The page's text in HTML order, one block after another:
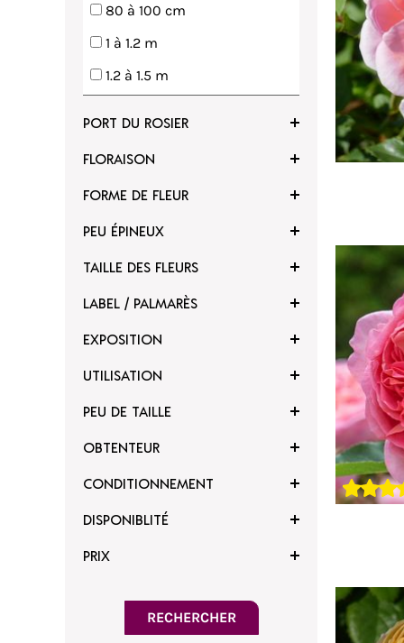
80 à 100 cm
1 à 1.2 m
1.2 à 1.5 m
4 à 5 m
5 à 6 m
6 m et plus
PORT DU ROSIER
FLORAISON
FORME DE FLEUR
PEU ÉPINEUX
TAILLE DES FLEURS
LABEL / PALMARÈS
EXPOSITION
UTILISATION
PEU DE TAILLE
OBTENTEUR
CONDITIONNEMENT
DISPONIBLITÉ
PRIX
RECHERCHER
3 photos
Ajouter à mes favoris
2
Ajouter à mes favoris